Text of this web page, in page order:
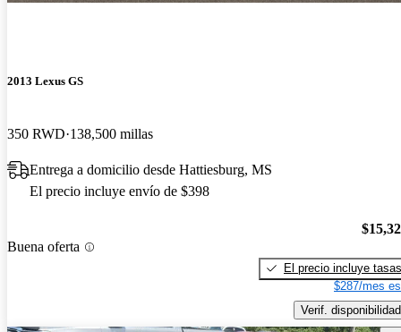
2013 Lexus GS
350 RWD 138,500 millas
Entrega a domicilio desde Hattiesburg, MS
El precio incluye envío de $398
Buena oferta
El precio incluye tasas
$287/mes
Verif. disponibilidad